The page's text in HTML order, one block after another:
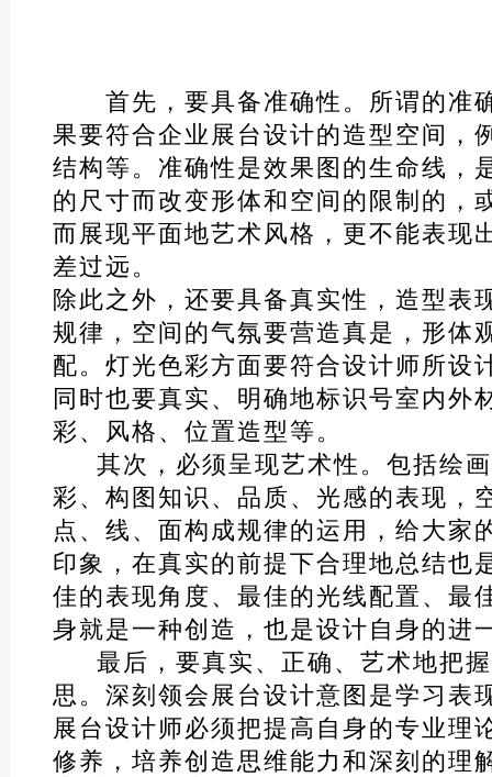
首先，要具备准确性。所谓的准
果要符合企业展台设计的造型空间，
结构等。准确性是效果图的生命线，
的尺寸而改变形体和空间的限制的，
而展现平面地艺术风格，更不能表现
差过远。
除此之外，还要具备真实性，造型表
规律，空间的气氛要营造真是，形体
配。灯光色彩方面要符合设计师所设
同时也要真实、明确地标识号室内外
彩、风格、位置造型等。
其次，必须呈现艺术性。包括绘画
彩、构图知识、品质、光感的表现，
点、线、面构成规律的运用，给大家
印象，在真实的前提下合理地总结也
佳的表现角度、最佳的光线配置、最
身就是一种创造，也是设计自身的进
最后，要真实、正确、艺术地把握
思。深刻领会展台设计意图是学习表
展台设计师必须把提高自身的专业理
修养，培养创造思维能力和深刻的理